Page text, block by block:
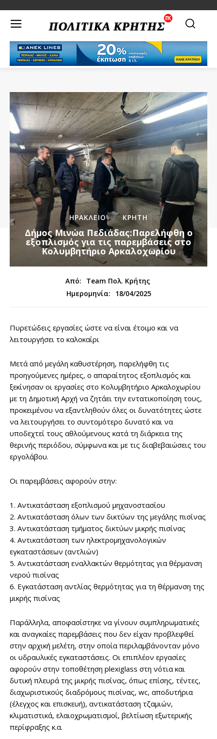
ΗΡΑΚΛΕΙΟ ΚΡΗΤΗ
Δήμος Μινώα Πεδιάδας:Παρελήφθη ο
εξοπλισμός για τις παρεμβάσεις στο
Κολυμβητήριο Αρκαλοχωρίου
Από:
Team Πολ. Κρήτης
Ημερομηνία:
18/04/2025
Πυρετώδεις εργασίες ώστε να είναι έτοιμο και να
λειτουργήσει το καλοκαίρι
Μετά από μεγάλη καθυστέρηση, παρελήφθη τις
προηγούμενες ημέρες, ο απαραίτητος εξοπλισμός και
ξεκίνησαν οι εργασίες στο Κολυμβητήριο Αρκαλοχωρίου
με τη Δημοτική Αρχή να ζητάει την εντατικοποίηση τους,
προκειμένου να εξαντληθούν όλες οι δυνατότητες ώστε
να λειτουργήσει το συντομότερο δυνατό και να
υποδεχτεί τους αθλούμενους κατά τη διάρκεια της
θερινής περιόδου, σύμφωνα και με τις διαβεβαιώσεις του
εργολάβου.
Οι παρεμβάσεις αφορούν στην:
1. Αντικατάσταση εξοπλισμού μηχανοστασίου
2. Αντικατάσταση όλων των δικτύων της μεγάλης πισίνας
3. Αντικατάσταση τμήματος δικτύων μικρής πισίνας
4. Αντικατάσταση των ηλεκτρομηχανολογικών
εγκαταστάσεων (αντλιών)
5. Αντικατάσταση εναλλακτών θερμότητας για θέρμανση
νερού πισίνας
6. Εγκατάσταση αντλίας θερμότητας για τη θέρμανση της
μικρής πισίνας
Παράλληλα, αποφασίστηκε να γίνουν συμπληρωματικές
και αναγκαίες παρεμβάσεις που δεν είχαν προβλεφθεί
στην αρχική μελέτη, στην οποία περιλαμβάνονταν μόνο
οι υδραυλικές εγκαταστάσεις. Οι επιπλέον εργασίες
αφορούν στην τοποθέτηση plexiglass στη νότια και
δυτική πλευρά της μικρής πισίνας, όπως επίσης, τέντες,
διαχωριστικούς διαδρόμους πισίνας, wc, αποδυτήρια
(έλεγχος και επισκευή), αντικατάσταση τζαμιών,
κλιματιστικά, ελαιοχρωματισμοί, βελτίωση εξωτερικής
περίφραξης κ.α.